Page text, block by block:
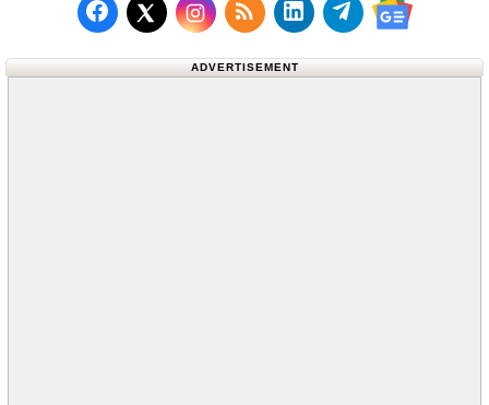
Follow us on Facebook
Follow us on X (Twitter)
Subscribe to our RSS
Follow us on
Follow us on
Follow us
ADVERTISEMENT